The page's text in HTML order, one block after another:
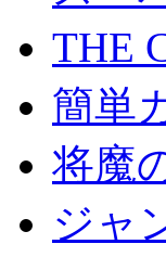
THE
簡単
将魔
ジャ